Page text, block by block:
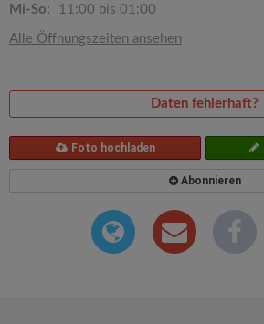
Mi-So: 11:00 bis 01:00
Alle Öffnungszeiten ansehen
Daten fehlerhaft?
Foto hochladen
Abonnieren
i